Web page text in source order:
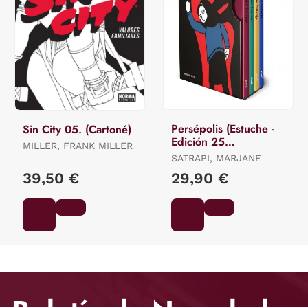
Sin City 05. (Cartoné)
MILLER, FRANK MILLER
39,50 €
Persépolis (Estuche -
Edición 25
Aniversario)
SATRAPI, MARJANE
29,90 €